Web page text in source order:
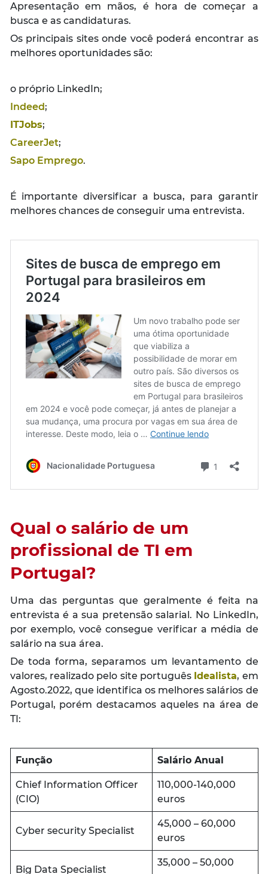
Apresentação em mãos, é hora de começar a
busca e as candidaturas.
Os principais sites onde você poderá encontrar as
melhores oportunidades são:
o próprio LinkedIn;
Indeed;
ITJobs;
CareerJet;
Sapo Emprego.
É importante diversificar a busca, para garantir
melhores chances de conseguir uma entrevista.
Qual o salário de um
profissional de TI em
Portugal?
Uma das perguntas que geralmente é feita na
entrevista é a sua pretensão salarial. No LinkedIn,
por exemplo, você consegue verificar a média de
salário na sua área.
De toda forma, separamos um levantamento de
valores, realizado pelo site português Idealista, em
Agosto.2022, que identifica os melhores salários de
Portugal, porém destacamos aqueles na área de
TI:
Função Salário Anual
Chief Information Officer
(CIO)
110,000-140,000
euros
Cyber security Specialist
45,000 – 60,000
euros
Big Data Specialist
35,000 – 50,000